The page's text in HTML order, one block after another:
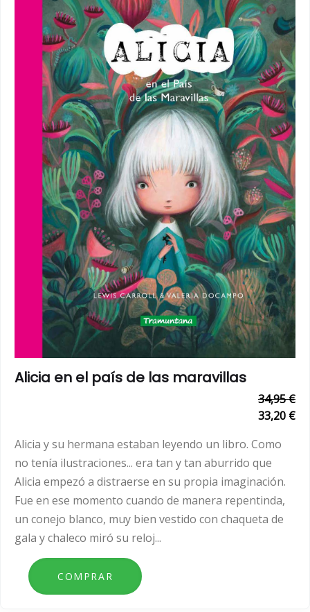
Alicia en el país de las maravillas
34,95 €
33,20 €
Alicia y su hermana estaban leyendo un libro. Como
no tenía ilustraciones... era tan y tan aburrido que
Alicia empezó a distraerse en su propia imaginación.
Fue en ese momento cuando de manera repentinda,
un conejo blanco, muy bien vestido con chaqueta de
gala y chaleco miró su reloj...